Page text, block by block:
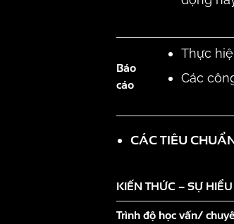
Báo
cáo
Thực
Các
CÁC TIÊU
KIẾN THỨC – SỰ HIỂU
Trình độ học vấn/